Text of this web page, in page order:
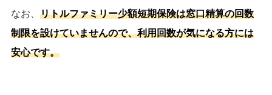
なお、 リトルファミリー少額短期保険は窓口精算の回数
制限を設けていませんので、利用回数が気になる方には
安心です。